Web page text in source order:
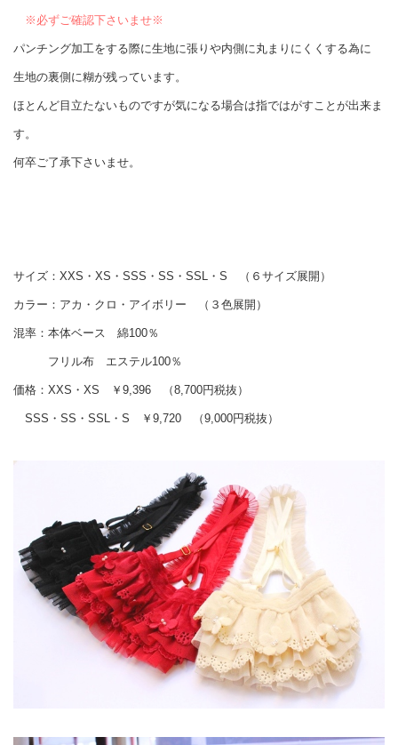
※必ずご確認下さいませ※
パンチング加工をする際に生地に張りや内側に丸まりにくくする為に
生地の裏側に糊が残っています。
ほとんど目立たないものですが気になる場合は指ではがすことが出来ま
す。
何卒ご了承下さいませ。
サイズ：XXS・XS・SSS・SS・SSL・S （６サイズ展開）
カラー：アカ・クロ・アイボリー （３色展開）
混率：本体ベース 綿100％
フリル布 エステル100％
価格：XXS・XS ￥9,396 （8,700円税抜）
SSS・SS・SSL・S ￥9,720 （9,000円税抜）